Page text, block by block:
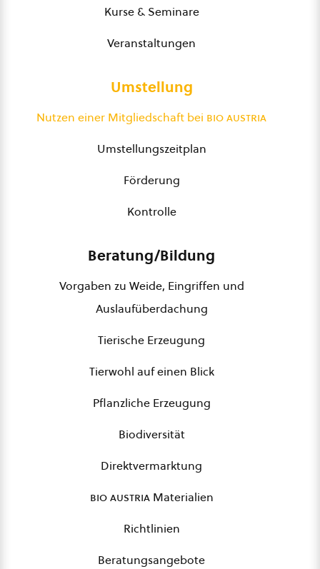
Kurse & Seminare
Veranstaltungen
Umstellung
Nutzen einer Mitgliedschaft bei bio austria
Umstellungszeitplan
Förderung
Kontrolle
Beratung/Bildung
Vorgaben zu Weide, Eingriffen und
Auslaufüberdachung
Tierische Erzeugung
Tierwohl auf einen Blick
Pflanzliche Erzeugung
Biodiversität
Direktvermarktung
bio austriaMaterialien
Richtlinien
Beratungsangebote